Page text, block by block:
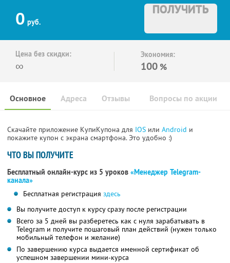
0 руб.
ПОЛУЧИТЬ
Цена без скидки:
∞
Экономия:
100 %
Основное Отзывы Вопросы по акции
Адреса
Скачайте приложение КупиКупона для IOS или Android и
покажите купон с экрана смартфона. Это удобно :)
ЧТО ВЫ ПОЛУЧИТЕ
Бесплатный онлайн-курс из 5 уроков «Менеджер Telegram-
канала»
Бесплатная регистрация здесь
Вы получите доступ к курсу сразу после регистрации
Всего за 5 дней вы разберетесь как с нуля зарабатывать в
Telegram и получите пошаговый план действий (нужен только
мобильный телефон и желание)
По завершению курса выдается именной сертификат об
успешном завершении мини-курса